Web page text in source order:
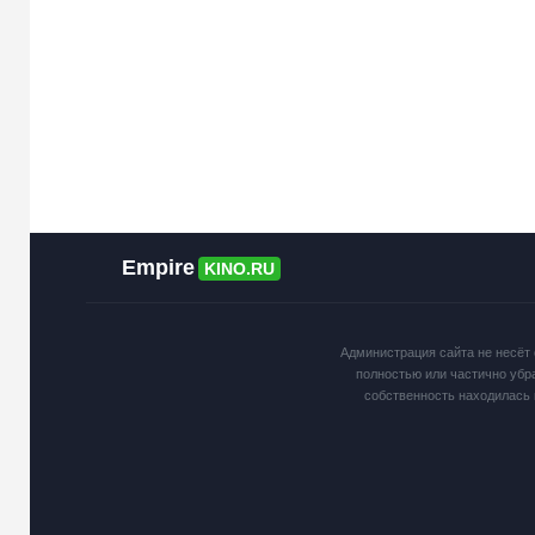
Empire KINO.RU
Администрация сайта не
полностью или частично
собственность